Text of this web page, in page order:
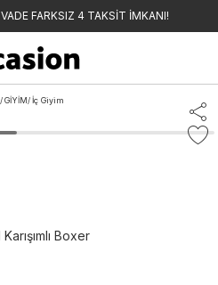
FARKSIZ 4 TAKSİT İMKANI!
/GİYİM/ İç Giyim
Boxer